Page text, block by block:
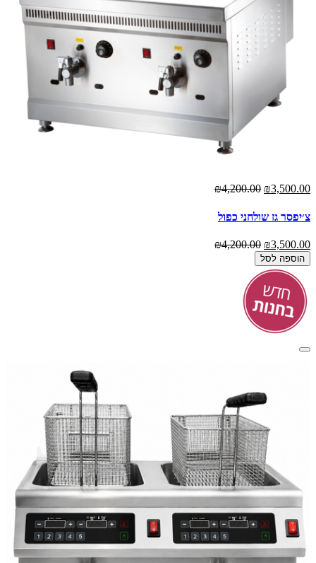
₪3,500.00
₪4,200.00
צ׳יפסר גז שולחני כפול
₪3,500.00
₪4,200.00
הוספה לסל